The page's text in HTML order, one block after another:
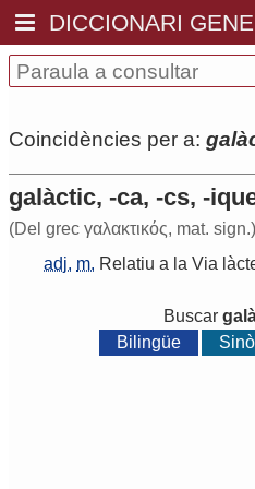
DICCIONARI
Coincidències per a:
galàctic, -ca, -cs, -
(Del grec γαλακ­τικός, mat. sign.)
adj. m. Relatiu a la Via
Buscar
Bilingüe